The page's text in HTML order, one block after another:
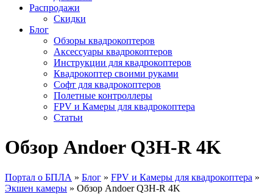
Распродажи
Скидки
Блог
Обзоры квадрокоптеров
Аксессуары квадрокоптеров
Инструкции для квадрокоптеров
Квадрокоптер своими руками
Софт для квадрокоптеров
Полетные контроллеры
FPV и Камеры для квадрокоптера
Статьи
Обзор Andoer Q3H-R 4K
Портал о БПЛА » Блог » FPV и Камеры для квадрокоптера »
Экшен камеры » Обзор Andoer Q3H-R 4K